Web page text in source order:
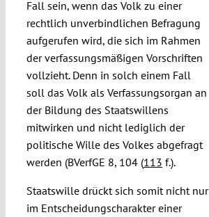
Fall sein, wenn das Volk zu einer
rechtlich unverbindlichen Befragung
aufgerufen wird, die sich im Rahmen
der verfassungsmäßigen Vorschriften
vollzieht. Denn in solch einem Fall
soll das Volk als Verfassungsorgan an
der Bildung des Staatswillens
mitwirken und nicht lediglich der
politische Wille des Volkes abgefragt
werden (BVerfGE 8, 104 (113 f.).
Staatswille drückt sich somit nicht nur
im Entscheidungscharakter einer